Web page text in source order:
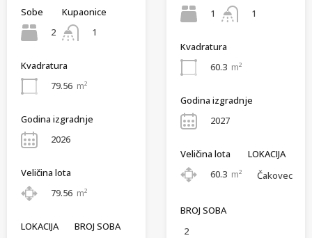
Sobe
2
Kupaonice
1
Kvadratura
79.56 m²
Godina izgradnje
2026
Veličina lota
79.56 m²
LOKACIJA
BROJ SOBA
1
1
Kvadratura
60.3 m²
Godina izgradnje
2027
Veličina lota
60.3 m²
LOKACIJA
Čakovec
BROJ SOBA
2